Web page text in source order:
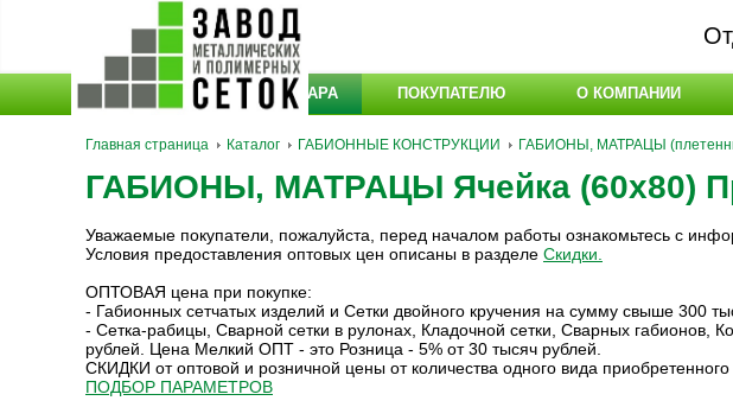
КАТАЛОГ ТОВАРА ПОКУПАТЕЛЮ О КОМПАНИИ
Главная страница Каталог ГАБИОННЫЕ КОНСТРУКЦИИ ГАБИОНЫ, МАТРАЦЫ
ГАБИОНЫ, МАТРАЦЫ Ячейка (60х80)
Уважаемые покупатели, пожалуйста, перед началом работы ознакомьтесь с
Условия предоставления оптовых цен описаны в разделе Скидки
ОПТОВАЯ цена при покупке:
- Габионных сетчатых изделий и Сетки двойного кручения на сумму свыше 300
- Сетка-рабицы, Сварной сетки в рулонах, Кладочной сетки, Сварных
рублей. Цена Мелкий ОПТ - это Розница - 5% от 30 тысяч рублей.
СКИДКИ от оптовой и розничной цены от количества одного вида
ПОДБОР ПАРАМЕТРОВ